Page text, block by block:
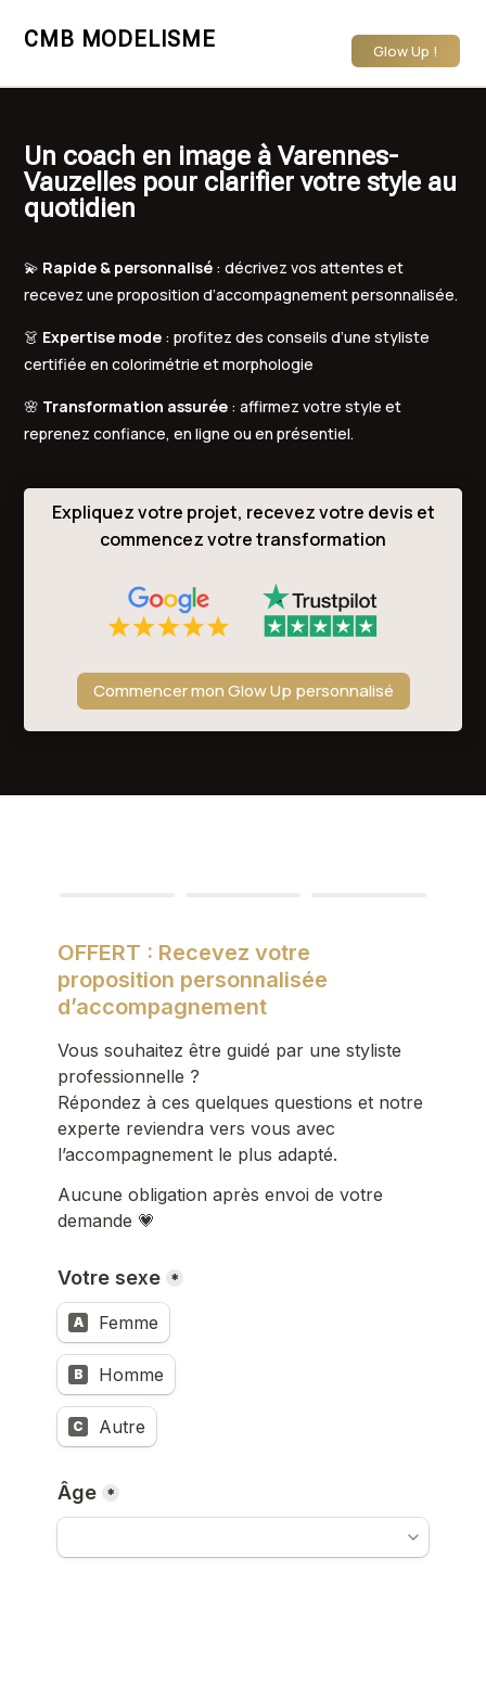
CMB MODELISME Glow Up !
Un coach en image à Varennes-
Vauzelles pour clarifier votre style au
quotidien
💫 Rapide & personnalisé : décrivez vos attentes et
recevez une proposition d’accompagnement personnalisée.
👗 Expertise mode : profitez des conseils d’une styliste
certifiée en colorimétrie et morphologie
🌸 Transformation assurée : affirmez votre style et
reprenez confiance, en ligne ou en présentiel.
Expliquez votre projet, recevez votre devis et
commencez votre transformation
Commencer mon Glow Up personnalisé